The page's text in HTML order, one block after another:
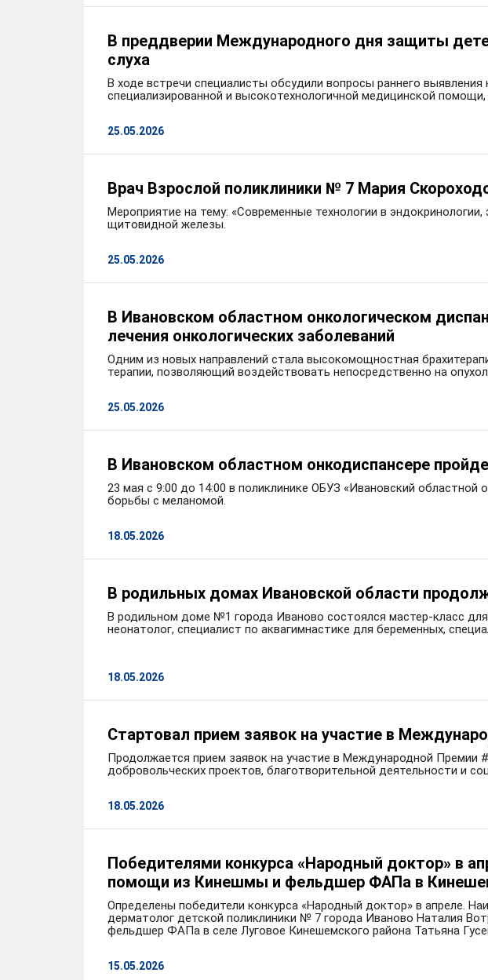
В преддверии Международного дня защиты
слуха
В ходе встречи специалисты обсудили вопросы раннего
специализированной и высокотехнологичной медицинской
25.05.2026
Врач Взрослой поликлиники № 7 Мария
Мероприятие на тему: «Современные технологии в
щитовидной железы.
25.05.2026
В Ивановском областном онкологическом
лечения онкологических заболеваний
Одним из новых направлений стала высокомощностная
терапии, позволяющий воздействовать непосредственно на
25.05.2026
В Ивановском областном онкодиспансере
23 мая с 9:00 до 14:00 в поликлинике ОБУЗ «Ивановский
борьбы с меланомой.
18.05.2026
В родильных домах Ивановской области
В родильном доме №1 города Иваново состоялся мастер-класс
неонатолог, специалист по аквагимнастике для беременных,
18.05.2026
Стартовал прием заявок на участие в
Продолжается прием заявок на участие в Международной
добровольческих проектов, благотворительной деятельности и
18.05.2026
Победителями конкурса «Народный доктор» в
помощи из Кинешмы и фельдшер ФАПа в
Определены победители конкурса «Народный доктор» в апреле.
дерматолог детской поликлиники № 7 города Иваново Наталия
фельдшер ФАПа в селе Луговое Кинешемского района Татьяна
15.05.2026